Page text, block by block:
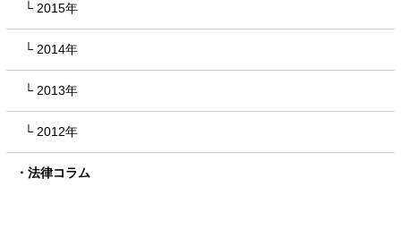
2015年
2014年
2013年
2012年
法律コラム